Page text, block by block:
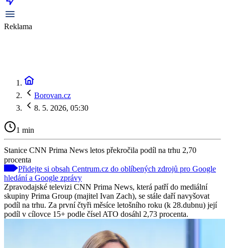
Reklama
Borovan.cz
8. 5. 2026, 05:30
1 min
Stanice CNN Prima News letos překročila podíl na trhu 2,70
procenta
Přidejte si obsah Centrum.cz do oblíbených zdrojů pro Google
hledání a Google zprávy
Zpravodajské televizi CNN Prima News, která patří do mediální
skupiny Prima Group (majitel Ivan Zach), se stále daří navyšovat
podíl na trhu. Za první čtyři měsíce letošního roku (k 28.dubnu) její
podíl v cílovce 15+ podle čísel ATO dosáhl 2,73 procenta.